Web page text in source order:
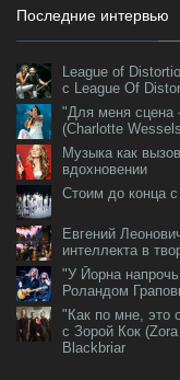
Последние интервью
League of
с League Of
"Для меня сцена
(Charlotte
Музыка как
вдохновении
Стоим до конца
Евгений
интеллекта в
"У Йорна
Роландом
"Как по мне, это
с Зорой Кок
Blackbriar